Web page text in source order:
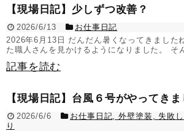
【現場日記】少しずつ改善？
2026/6/13
お仕事日記
2026年6月13日 だんだん暑くなってきました
た職人さんを見かけるようになりました。 そ
記事を読む
【現場日記】台風６号がやってき
2026/6/6 お仕事日記 ,外壁塗装 失敗
り